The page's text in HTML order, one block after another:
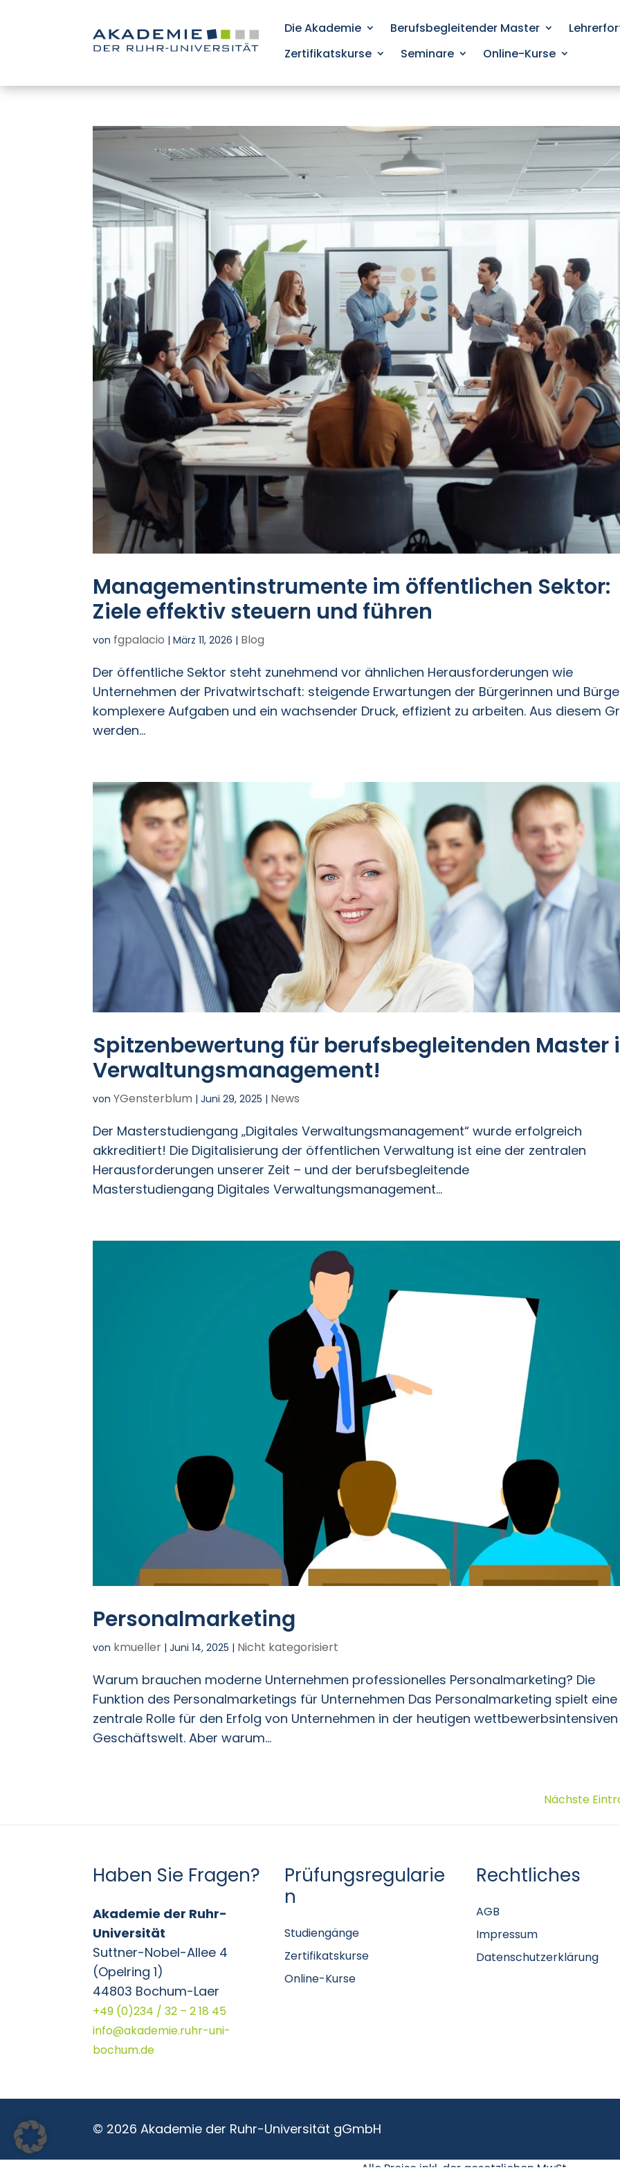
Die Akademie Berufsbegleitender Master
Zertifikatskurse
Seminare Online-Kurse
Managementinstrumente im öffentlichen Sektor:
Ziele effektiv steuern und führen
von fgpalacio |März 11, 2026 | Blog
Der öffentliche Sektor steht zunehmend vor ähnlichen Herausforderungen wie
Unternehmen der Privatwirtschaft: steigende Erwartungen der Bürgerinnen und
komplexere Aufgaben und ein wachsender Druck, effizient zu arbeiten. Aus diesem
werden...
Spitzenbewertung für berufsbegleitenden Master
Verwaltungsmanagement!
vonYGensterblum |Juni 29, 2025 | News
Der Masterstudiengang „Digitales Verwaltungsmanagement“ wurde erfolgreich
akkreditiert! Die Digitalisierung der öffentlichen Verwaltung ist eine der zentralen
Herausforderungen unserer Zeit – und der berufsbegleitende
Masterstudiengang Digitales Verwaltungsmanagement...
Personalmarketing
von kmueller |Juni 14, 2025 | Nicht kategorisiert
Warum brauchen moderne Unternehmen professionelles Personalmarketing? Die
Funktion des Personalmarketings für Unternehmen Das Personalmarketing spielt eine
zentrale Rolle für den Erfolg von Unternehmen in der heutigen wettbewerbsintensiven
Geschäftswelt. Aber warum...
Nächste
Haben Sie Fragen?
Akademie der Ruhr-
Universität
Suttner-Nobel-Allee 4
(Opelring 1)
44803 Bochum-Laer
+49 (0)234 / 32 – 2 18 45
info@akademie.ruhr-uni-
bochum.de
Prüfungsregularie
n
Studiengänge
Zertifikatskurse
Online-Kurse
Rechtliches
AGB
Impressum
Datenschutzerklärung
© 2026 Akademie der Ruhr-Universität gGmbH